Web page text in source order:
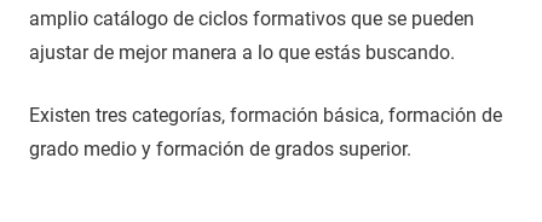
amplio catálogo de ciclos formativos que se pueden
ajustar de mejor manera a lo que estás buscando.
Existen tres categorías, formación básica, formación de
grado medio y formación de grados superior.